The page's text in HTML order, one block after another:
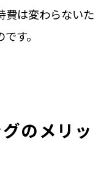
費は変わらないた
す。
のメリッ